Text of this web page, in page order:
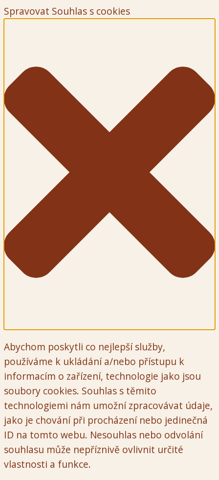
Spravovat Souhlas s cookies
Abychom poskytli co nejlepší služby,
používáme k ukládání a/nebo přístupu k
informacím o zařízení, technologie jako jsou
soubory cookies. Souhlas s těmito
technologiemi nám umožní zpracovávat údaje,
jako je chování při procházení nebo jedinečná
ID na tomto webu. Nesouhlas nebo odvolání
souhlasu může nepříznivě ovlivnit určité
vlastnosti a funkce.